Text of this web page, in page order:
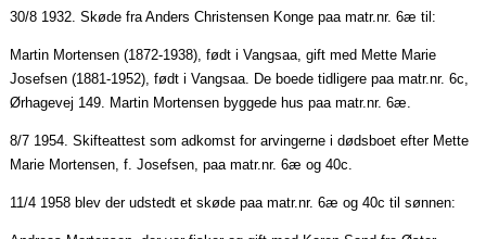
30/8 1932. Skøde fra Anders Christensen Kongepaa matr.nr. 6æ til:
Martin Mortensen (1872-1938), født iVangsaa , gift med Mette Marie
Josefsen (1881-1952), født iVangsaa . De boede tidligerepaa matr.nr. 6c,
Ørhagevej 149. Martin Mortensen byggede huspaa matr.nr. 6æ.
8/7 1954. Skifteattest som adkomst for arvingerne i dødsboet efter Mette
Marie Mortensen, f. Josefsen,paa matr.nr. 6æ og 40c.
11/4 1958 blev der udstedt et skødepaa matr.nr. 6æ og 40c til sønnen: